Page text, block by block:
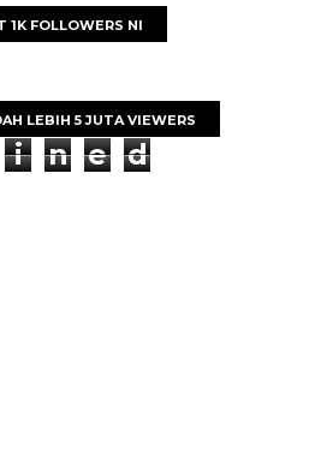
1K FOLLOWERS NI
LEBIH 5 JUTA VIEWERS
i n e d